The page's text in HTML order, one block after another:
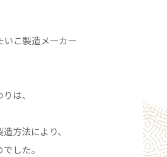
こ製造メーカー
は、
方法により、
した。